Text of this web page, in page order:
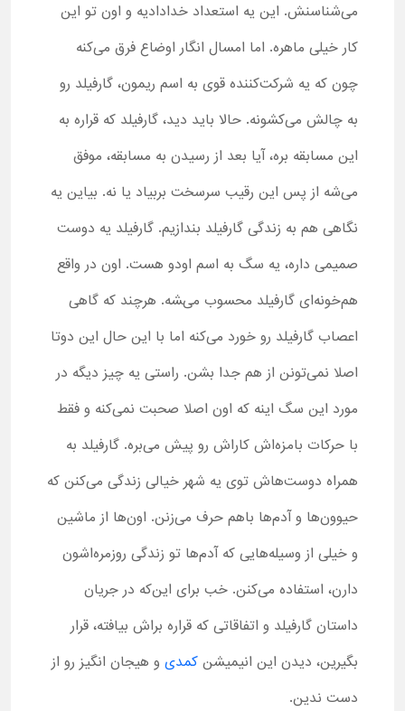
می‌شناسنش. این یه استعداد خدادادیه و اون تو این
کار خیلی ماهره. اما امسال انگار اوضاع فرق می‌کنه
چون که یه شرکت‌کننده قوی به اسم ریمون، گارفیلد رو
به چالش می‌کشونه. حالا باید دید، گارفیلد که قراره به
این مسابقه بره، آیا بعد از رسیدن به مسابقه، موفق
می‌شه از پس این رقیب سرسخت بربیاد یا نه. بیاین یه
نگاهی هم به زندگی گارفیلد بندازیم. گارفیلد یه دوست
صمیمی داره، یه سگ به اسم اودو هست. اون در واقع
هم‌خونه‌ای گارفیلد محسوب می‌‍شه. هرچند که گاهی
اعصاب گارفیلد رو خورد می‌کنه اما با این حال این دوتا
اصلا نمی‌تونن از هم جدا بشن. راستی یه چیز دیگه در
مورد این سگ اینه که اون اصلا صحبت نمی‌کنه و فقط
با حرکات بامزه‌اش کاراش رو پیش می‌بره. گارفیلد به
همراه دوست‌هاش توی یه شهر خیالی زندگی می‌کنن که
حیوون‌ها و آدم‌ها باهم حرف می‌زنن. اون‌ها از ماشین
و خیلی از وسیله‌هایی که آدم‌ها تو زندگی روزمره‌اشون
دارن، استفاده می‌کنن. خب برای این‌که در جریان
داستان گارفیلد و اتفاقاتی که قراره براش بیافته، قرار
بگیرین، دیدن این انیمیشن کمدی و هیجان انگیز رو از
دست ندین.